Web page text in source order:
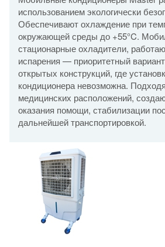
использованием экологически
Обеспечивают охлаждение при
окружающей среды до +55°C.
стационарные охладители,
испарения — приоритетный
открытых конструкций, где
кондиционера невозможна.
медицинских расположений,
оказания помощи, стабилизации
дальнейшей транспортировкой.